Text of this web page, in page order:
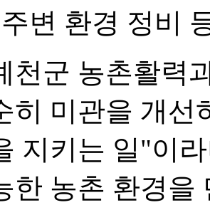
변 환경 정비
천군 농촌활력
히 미관을 개선
지키는 일"이
한 농촌 환경을